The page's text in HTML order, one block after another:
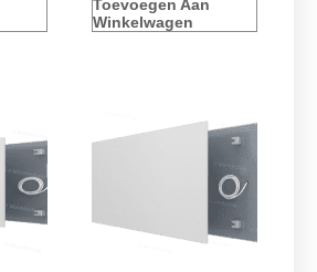
Toevoegen Aan
Winkelwagen